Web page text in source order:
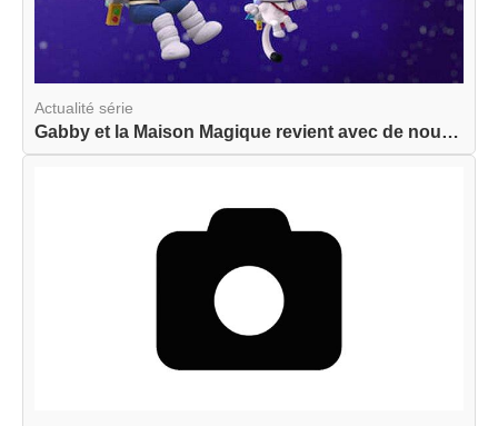
Actualité série
Gabby et la Maison Magique revient avec de nouve...